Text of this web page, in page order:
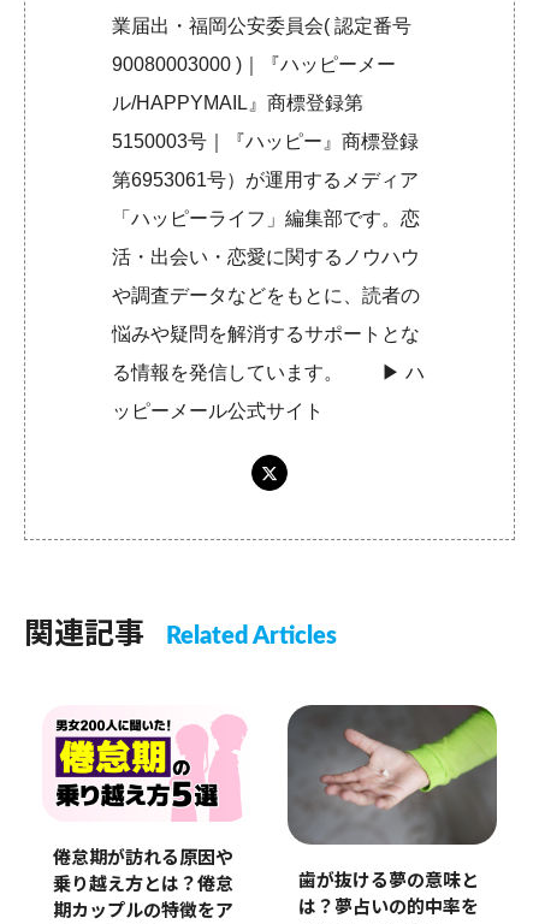
業届出・福岡公安委員会( 認定番号
90080003000 )｜『ハッピーメー
ル/HAPPYMAIL』商標登録第
5150003号｜『ハッピー』商標登録
第6953061号）が運用するメディア
「ハッピーライフ」編集部です。恋
活・出会い・恋愛に関するノウハウ
や調査データなどをもとに、読者の
悩みや疑問を解消するサポートとな
る情報を発信しています。 ▶︎ハ
ッピーメール公式サイト
関連記事 Related Articles
倦怠期が訪れる原因や
乗り越え方とは？倦怠
期カップルの特徴をア
歯が抜ける夢の意味と
は？夢占いの的中率を